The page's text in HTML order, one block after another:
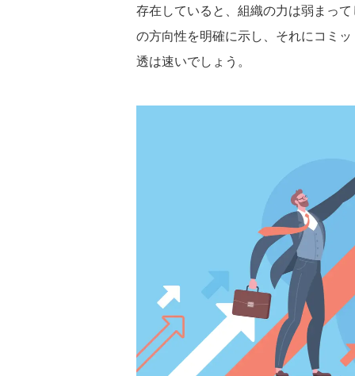
存在していると、組織の力は弱まっ
の方向性を明確に示し、それにコミ
透は速いでしょう。